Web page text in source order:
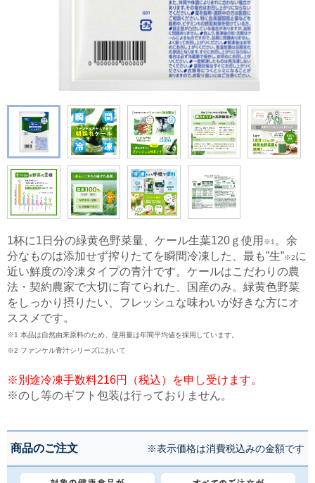
1杯に1日分の緑黄色野菜量、ケール生葉120ｇ使用 ※1 ​。余
分なものは添加せず搾りたてを瞬間冷凍した、最も”生”※2に
近い鮮度の冷凍タイプの青汁です。ケールはこだわりの農
法・契約農家で大切に育てられた、国産のみ。緑黄色野菜
をしっかり摂りたい、フレッシュな味わいが好きな方にオ
ススメです。
※1 本品は自然由来原料のため、使用量は年間平均値を採用しています。​
※2 ファンケル青汁シリーズにおいて
※別途冷凍手数料216円（税込）を申し受けます。
※のし等のギフト包装は行っておりません。
商品のご注文 ※表示価格は消費税込みの金額です